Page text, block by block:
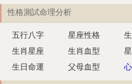
性格測試命理分析
五行八字 星座性格
生肖星座
生肖血型
生日命運
父母血型